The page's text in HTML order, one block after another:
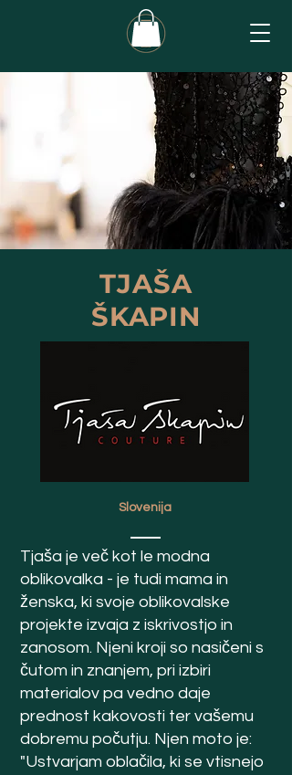
a
TJAŠA
ŠKAPIN
Slovenija
Tjaša je več kot le modna
oblikovalka - je tudi mama in
ženska, ki svoje oblikovalske
projekte izvaja z iskrivostjo in
zanosom. Njeni kroji so nasičeni s
čutom in znanjem, pri izbiri
materialov pa vedno daje
prednost kakovosti ter vašemu
dobremu počutju. Njen moto je:
"Ustvarjam oblačila, ki se vtisnejo